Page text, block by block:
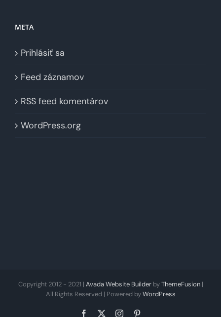
META
Prihlásiť sa
Feed záznamov
RSS feed komentárov
WordPress.org
Copyright 2012 - 2021 | Avada Website BuilderbyThemeFusion|
All Rights Reserved | Powered byWordPress
Facebook Instagram